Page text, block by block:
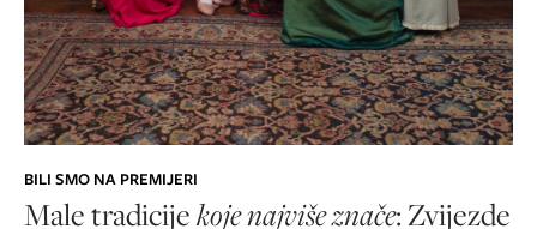
BILI SMO NA PREMIJERI
Male tradicijekoje najviše znače: Zvijezde